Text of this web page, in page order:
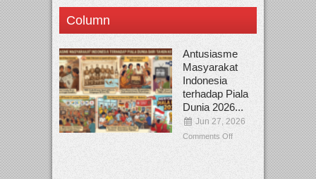
Column
Antusiasme
Masyarakat
Indonesia
terhadap Piala
Dunia 2026...
Jun 27, 2026
Comments Off